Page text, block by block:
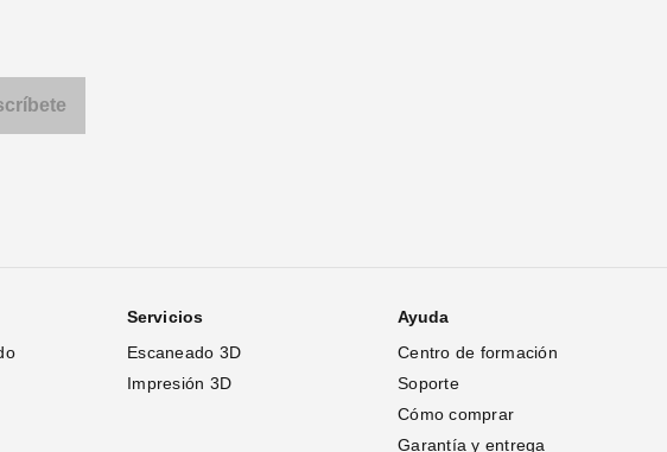
Servicios
Escaneado 3D
Impresión 3D
Ayuda
Centro de formación
Soporte
Cómo comprar
Garantía y entrega